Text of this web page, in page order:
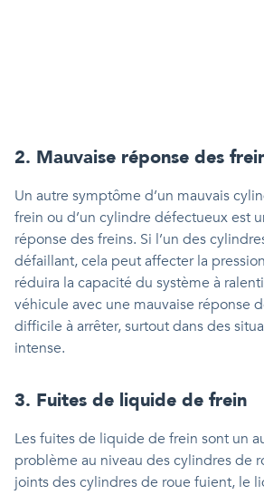
2. Mauvaise réponse des
Un autre symptôme d’un mauvais
frein ou d’un cylindre défectueux est
réponse des freins. Si l’un des
défaillant, cela peut affecter la
réduira la capacité du système à
véhicule avec une mauvaise réponse
difficile à arrêter, surtout dans des
intense.
3. Fuites de liquide de frein
Les fuites de liquide de frein sont un
problème au niveau des cylindres de
joints des cylindres de roue fuient, le